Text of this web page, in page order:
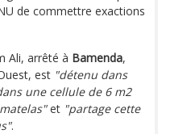
de commettre exactions
Ali, arrêté à Bamenda,
est "détenu dans
une cellule de 6 m2
et "partage cette
.